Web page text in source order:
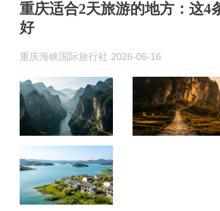
重庆适合2天旅游的地方：这4
好
重庆海峡国际旅行社 2026-06-16